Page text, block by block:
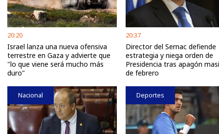
20:20
Israel lanza una nueva ofensiva
terrestre en Gaza y advierte que
"lo que viene será mucho más
duro"
20:37
Director del Sernac defiende
estrategia y niega orden de
Presidencia tras apagón
de febrero
Nacional Deportes